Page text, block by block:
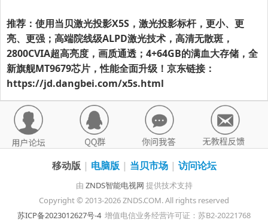
推荐：使用当贝激光投影X5S，激光投影标杆，更小、更
亮、更强；高端院线级ALPD激光技术，高清无散斑，
2800CVIA超高亮度，画质通透；4+64GB的满血大存储，全
新旗舰MT9679芯片，性能全面升级！京东链接：
https://jd.dangbei.com/x5s.html
移动版 | 电脑版 | 当贝市场 | 访问论坛
由 ZNDS智能电视网 提供技术支持
Copyright © 2013-2026 ZNDS.COM. All rights reserved
苏ICP备2023012627号-4增值电信业务经营许可证：苏B2-20221768